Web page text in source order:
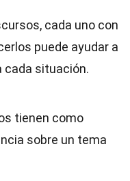
cada uno con
puede ayudar a
cada situación.
tienen como
sobre un tema